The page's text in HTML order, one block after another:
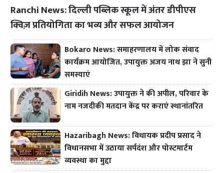
Ranchi News: दिल्ली पब्लिक स्कूल में अंतर डीपीएस
क्विज़ प्रतियोगिता का भव्य और सफल आयोजन
Bokaro News: समाहरणालय में लोक संवाद
कार्यक्रम आयोजित, उपायुक्त अजय नाथ झा ने सुनी
समस्याएं
Giridih News: उपायुक्त ने की अपील, परिवार के
नाम नजदीकी मतदान केंद्र पर कराएं स्थानांतरित
Hazaribagh News: विधायक प्रदीप प्रसाद ने
विधानसभा में उठाया सर्पदंश और पोस्टमार्टम
व्यवस्था का मुद्दा